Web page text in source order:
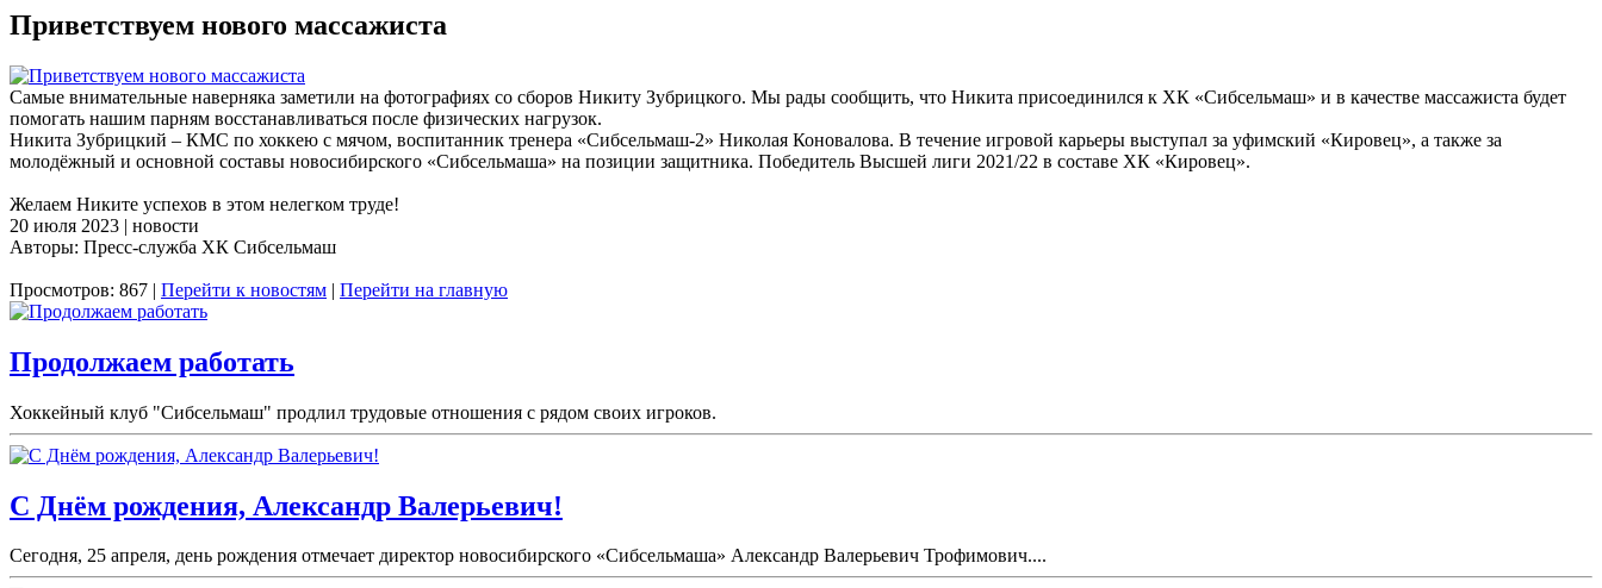
Приветствуем нового массажиста
Самые внимательные наверняка заметили на фотографиях со сборов Никиту Зубрицкого. Мы рады сообщить, что Никита присоединился к ХК «Сибсельмаш» и в качестве массажиста будет
помогать нашим парням восстанавливаться после физических нагрузок.
Никита Зубрицкий – КМС по хоккею с мячом, воспитанник тренера «Сибсельмаш-2» Николая Коновалова. В течение игровой карьеры выступал за уфимский «Кировец», а также за
молодёжный и основной составы новосибирского «Сибсельмаша» на позиции защитника. Победитель Высшей лиги 2021/22 в составе ХК «Кировец».
Желаем Никите успехов в этом нелегком труде!
20 июля 2023 | новости
Авторы: Пресс-служба ХК Сибсельмаш
Просмотров: 867 | Перейти к новостям | Перейти на главную
Продолжаем работать
Хоккейный клуб "Сибсельмаш" продлил трудовые отношения с рядом своих игроков.
С Днём рождения, Александр Валерьевич!
Сегодня, 25 апреля, день рождения отмечает директор новосибирского «Сибсельмаша» Александр Валерьевич Трофимович....